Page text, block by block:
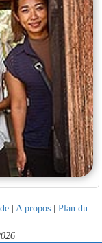
| A propos | Plan du